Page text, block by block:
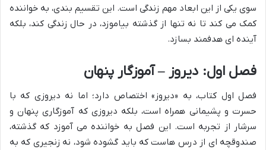
سوی یکی از این ابعاد مهم زندگی است. این تقسیم بندی، به خواننده
کمک می کند تا نه تنها از گذشته بیاموزد، در حال زندگی کند، بلکه
آینده ای هدفمند بسازد.
فصل اول: دیروز – آموزگار پنهان
فصل اول کتاب، به «دیروز» اختصاص دارد؛ اما نه دیروزی که با
حسرت و پشیمانی همراه است، بلکه دیروزی که آموزگاری پنهان و
سرشار از تجربه است. این فصل به خواننده می آموزد که گذشته،
صندوقچه ای از درس هاست که باید گشوده شود، نه زنجیری که به